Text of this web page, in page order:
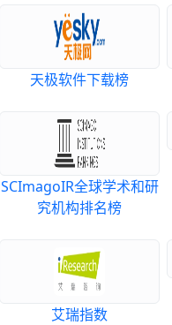
天极软件下载榜
SCImagoIR全球学术和研
究机构排名榜
艾瑞指数